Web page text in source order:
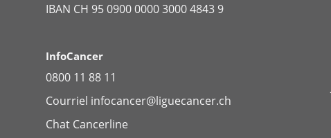
IBAN CH 95 0900 0000 3000 4843 9
InfoCancer
0800 11 88 11
Courriel infocancer@liguecancer.ch
Chat Cancerline